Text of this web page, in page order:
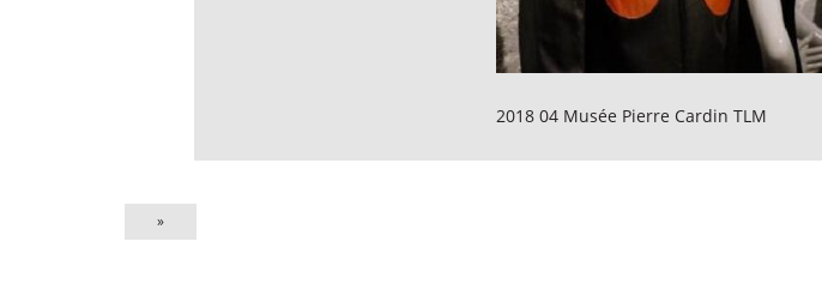
2018 04 Musée Pierre Cardin TLM
»